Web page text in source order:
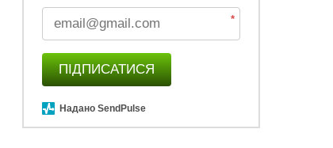
*
ПІДПИСАТИСЯ
Надано SendPulse